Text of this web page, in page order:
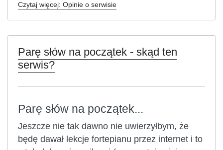
Czytaj więcej: Opinie o serwisie
Parę słów na początek - skąd ten
serwis?
Parę słów na początek...
Jeszcze nie tak dawno nie uwierzyłbym, że
będę dawał lekcje fortepianu przez internet i to